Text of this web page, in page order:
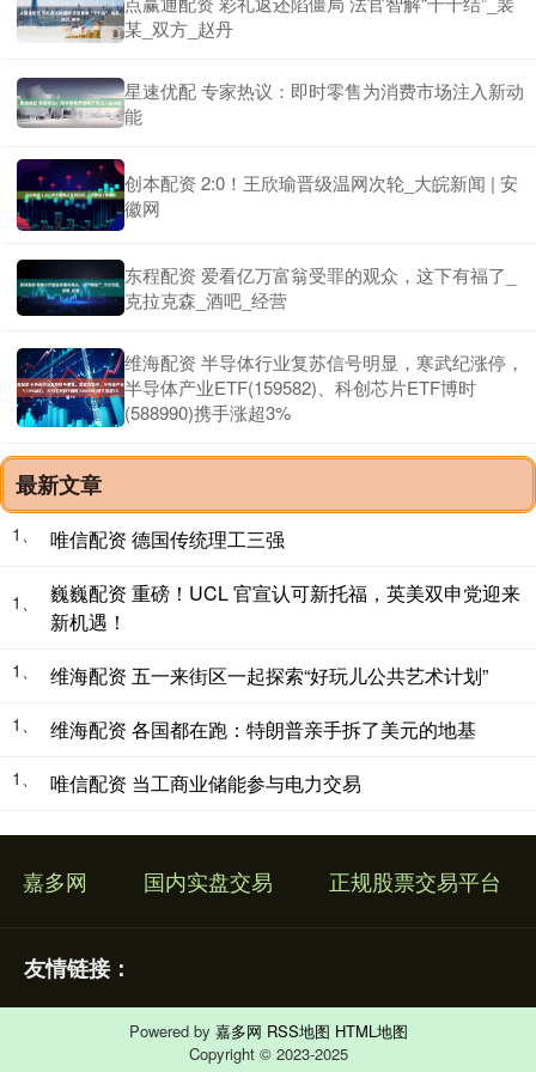
某_双方_赵丹
星速优配 专家热议：即时零售为消费市场注入新动
能
创本配资 2:0！王欣瑜晋级温网次轮_大皖新闻 | 安
徽网
东程配资 爱看亿万富翁受罪的观众，这下有福了_
克拉克森_酒吧_经营
维海配资 半导体行业复苏信号明显，寒武纪涨停，
半导体产业ETF(159582)、科创芯片ETF博时
(588990)携手涨超3%
最新文章
1、 唯信配资 德国传统理工三强
1、
巍巍配资 重磅！UCL 官宣认可新托福，英美双申党迎来
新机遇！
1、 维海配资 五一来街区一起探索“好玩儿公共艺术计划”
1、 维海配资 各国都在跑：特朗普亲手拆了美元的地基
1、 唯信配资 当工商业储能参与电力交易
嘉多网 国内实盘交易 正规股票交易平台
友情链接：
Powered by 嘉多网 RSS地图 HTML地图
Copyright © 2023-2025